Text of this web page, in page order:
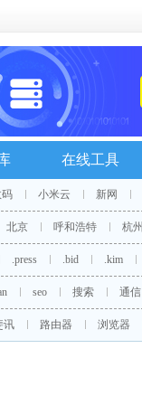
在线工具
小米云 新网
北京 呼和浩特 杭州
.press .bid .kim
seo 搜索 通信
讯 路由器 浏览器